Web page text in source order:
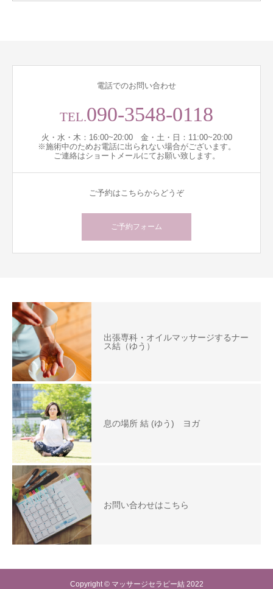
電話でのお問い合わせ
TEL.090-3548-0118
火・水・木：16:00~20:00 金・土・日：11:00~20:00
※施術中のためお電話に出られない場合がございます。
ご連絡はショートメールにてお願い致します。
ご予約はこちらからどうぞ
ご予約フォーム
出張専科・オイルマッサージするナー
ス結（ゆう）
息の場所 結 (ゆう) ヨガ
お問い合わせはこちら
Copyright © マッサージセラピー結 2022